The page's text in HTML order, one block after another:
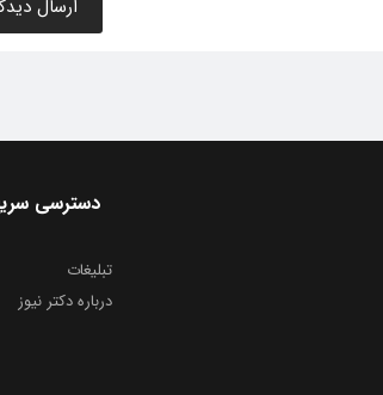
دسترسی
تبلیغات
درباره دکتر نیوز